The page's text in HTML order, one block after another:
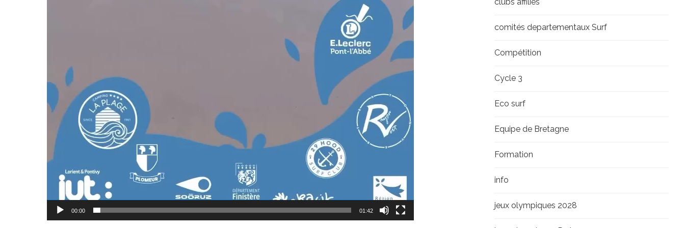
00:00 01:42
comités departementaux Surf
Compétition
Cycle 3
Eco surf
Equipe de Bretagne
Formation
info
jeux olympiques 2028